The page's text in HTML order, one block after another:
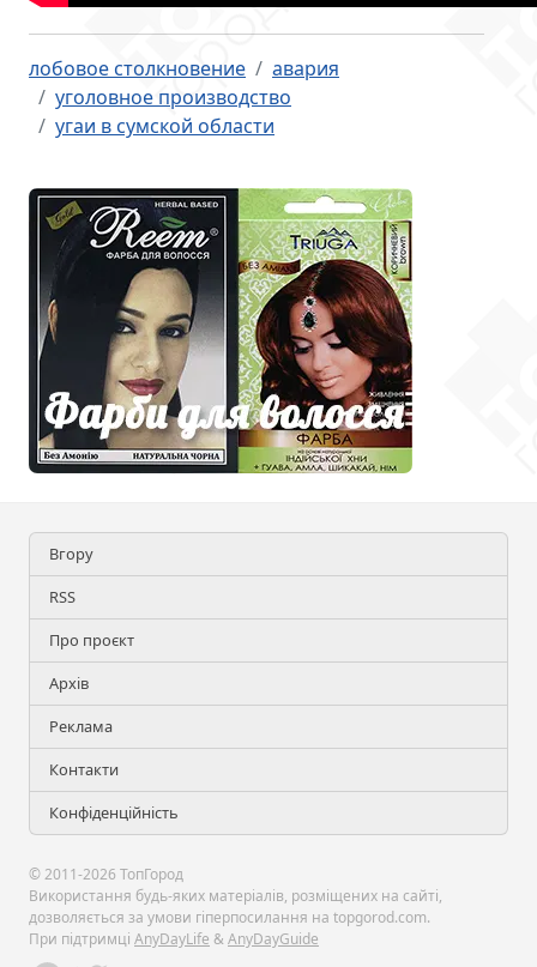
лобовое столкновение
авария
уголовное производство
угаи в сумской области
Вгору
RSS
Про проєкт
Архів
Реклама
Контакти
Конфіденційність
© 2011-2026 ТопГород
Використання будь-яких матеріалів, розміщених на сайті,
дозволяється за умови гіперпосилання на topgorod.com.
При підтримці AnyDayLife &AnyDayGuide